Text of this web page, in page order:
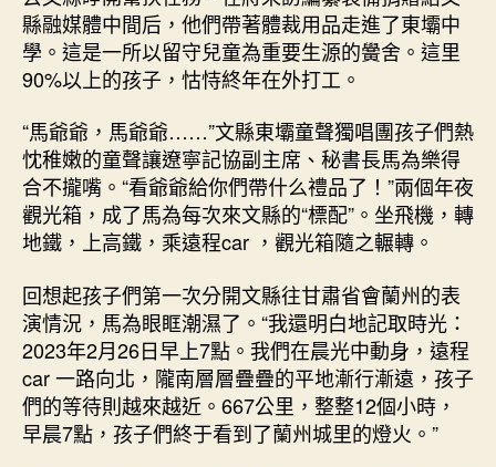
縣融媒體中間后，他們帶著體裁用品走進了東壩中
學。這是一所以留守兒童為重要生源的黌舍。這里
90%以上的孩子，怙恃終年在外打工。
“馬爺爺，馬爺爺……”文縣東壩童聲獨唱團孩子們熱
忱稚嫩的童聲讓遼寧記協副主席、秘書長馬為樂得
合不攏嘴。“看爺爺給你們帶什么禮品了！”兩個年夜
觀光箱，成了馬為每次來文縣的“標配”。坐飛機，轉
地鐵，上高鐵，乘遠程car ，觀光箱隨之輾轉。
回想起孩子們第一次分開文縣往甘肅省會蘭州的表
演情況，馬為眼眶潮濕了。“我還明白地記取時光：
2023年2月26日早上7點。我們在晨光中動身，遠程
car 一路向北，隴南層層疊疊的平地漸行漸遠，孩子
們的等待則越來越近。667公里，整整12個小時，
早晨7點，孩子們終于看到了蘭州城里的燈火。”